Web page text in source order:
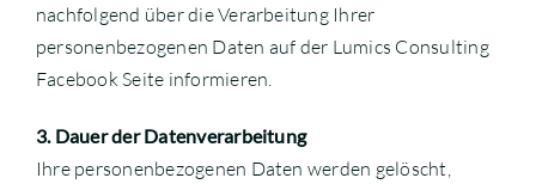
nachfolgend über die Verarbeitung Ihrer
personenbezogenen Daten auf der Lumics Consulting
Facebook Seite informieren.
3. Dauer der Datenverarbeitung
Ihre personenbezogenen Daten werden gelöscht,